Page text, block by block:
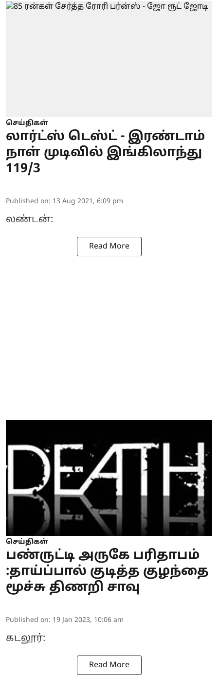
செய்திகள்
லார்ட்ஸ் டெஸ்ட் - இரண்டாம்
நாள் முடிவில் இங்கிலாந்து
119/3
Published on: 13 Aug 2021, 6:09 pm
லண்டன்:
Read More
செய்திகள்
பண்ருட்டி அருகே பரிதாபம்
:தாய்ப்பால் குடித்த குழந்தை
மூச்சு திணறி சாவு
Published on: 19 Jan 2023, 10:06 am
கடலூர்:
Read More